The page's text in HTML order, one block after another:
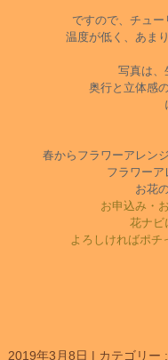
ですので、チュ
温度が低く、あま
写真は、
奥行と立体感
春からフラワーアレン
フラワーア
お花
お申込み・
花ナビ
よろしければポチ
2019年3月8日 | カテゴリー :